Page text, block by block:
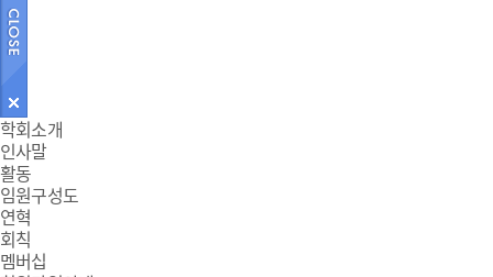
주
메
뉴
학회소개
인사말
활동
임원구성도
연혁
회칙
멤버십